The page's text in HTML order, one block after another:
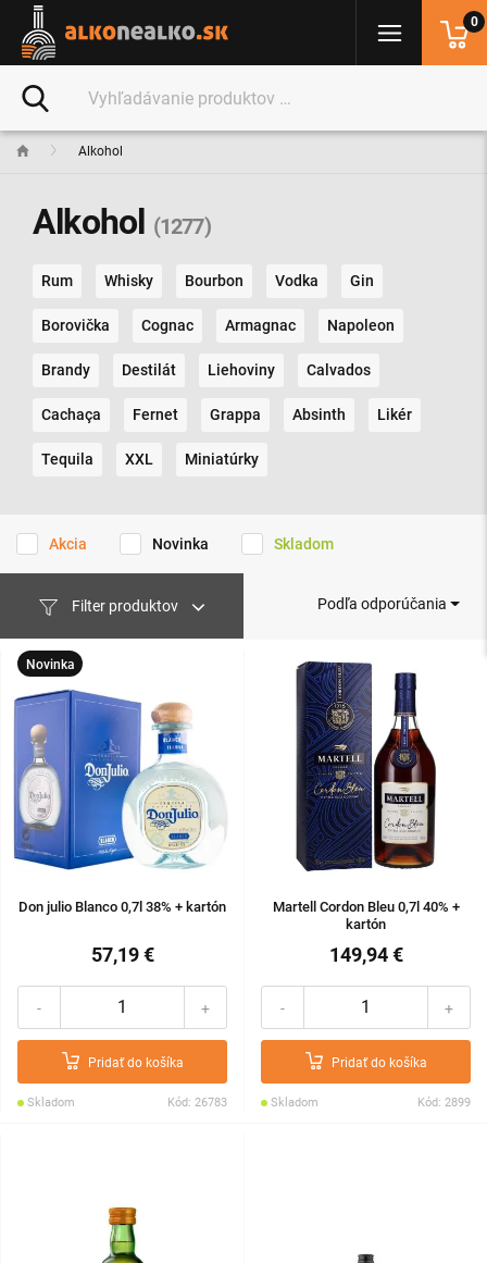
Alkohol
Alkohol (1277)
Rum Whisky Bourbon Vodka Gin
Borovička Cognac Armagnac Napoleon
Brandy Destilát Liehoviny Calvados
Cachaça Fernet Grappa Absinth Likér
Tequila XXL Miniatúrky
Akcia Novinka Skladom
Filter produktov Podľa odporúčania
Novinka
Don julio Blanco 0,7l 38% + kartón
57,19 €
- +
Pridať do košíka
Skladom Kód: 26783
Martell Cordon Bleu 0,7l 40% +
kartón
149,94 €
- +
Pridať do košíka
Skladom Kód: 2899
0